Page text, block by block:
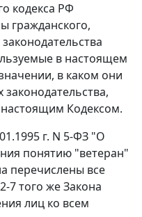
кодекса РФ
гражданского,
в настоящем
в каком они
законодательства,
Кодексом.
г. N 5-ФЗ "О
понятию "ветеран"
перечислены все
7 того же Закона
лиц ко всем